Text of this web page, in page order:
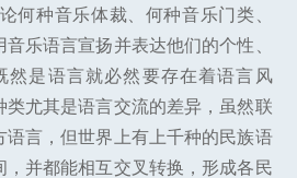
何种音乐体裁、何种音乐门类、
乐语言宣扬并表达他们的个性、
然是语言就必然要存在着语言风
类尤其是语言交流的差异，虽然联
语言，但世界上有上千种的民族语
，并都能相互交叉转换，形成各民